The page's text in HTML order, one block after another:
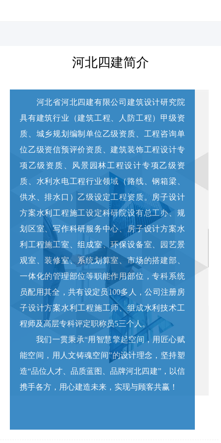
河北四建简介
河北省河北四建有限公司建筑设计研究院
具有建筑行业（建筑工程、人防工程）甲级资
质、城乡规划编制单位乙级资质、工程咨询单
位乙级资信预评价资质、建筑装饰工程设计专
项乙级资质、风景园林工程设计专项乙级资
质、 水利水电工程行业领域（路线、钢箱梁、
供水、排水口）乙级设定工程资质。房子设计
方案水利工程施工设定科研院设有总工办、规
划区室、写作科研服务中心、房子设计方案水
利工程施工室、组成室、环保设备室、园艺景
观室、装修室、系统划算室、市场的搭建部、
一体化的管理部位等职能作用部位，专科系统
员配用其全，共有设定员100多人，公司注册房
子设计方案水利工程施工师、组成水利技术工
程师及高层专科评定职称员5三个人。
我们一贯秉承“用智慧擎起空间，用匠心赋
能空间，用人文铸魂空间”的设计理念，坚持塑
造“品位人才、品质蓝图、品牌河北四建”，以信
携手各方，用心建造未来，实现与顾客共赢！